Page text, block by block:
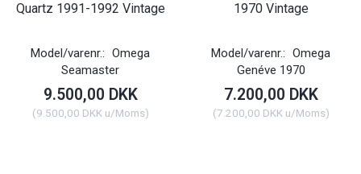
Quartz 1991-1992 Vintage
Model/varenr.: Omega
Seamaster
9.500,00 DKK
(9.500,00 DKKu/Moms)
1970 Vintage
Model/varenr.: Omega
Genéve 1970
7.200,00 DKK
(7.200,00 DKKu/Moms)